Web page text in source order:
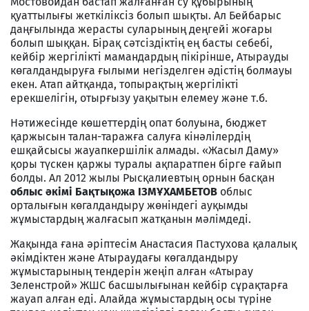
қуаттылығы жеткіліксіз болып шықты. Ал Бейбарыс
даңғылында жерасты суларының деңгейі жоғары
болып шыққан. Бірақ сәтсіздіктің ең басты себебі,
кейбір жергілікті мамандардың пікірінше, Атырауды
көгалдандыруға ғылыми негізделген әдістің болмауы
екен. Атап айтқанда, топырақтың жергілікті
ерекшелігін, отырғызу уақытын елемеу және т.б.
Нәтижесінде көшеттердің опат болуына, бюджет
қаржысын талан-таражға салуға кінәлілердің
ешқайсысы жауапкершілік алмады. «Жасыл Даму»
қоры түскен қаржы туралы ақпаратпен бірге ғайып
болды. Ал 2012 жылы Рысқалиевтың орнын басқан
облыс әкімі Бақтықожа ІЗМҰХАМБЕТОВ облыс
орталығын көгалдандыру жөніндегі ауқымды
жұмыстардың жалғасып жатқанын мәлімдеді.
Жақында ғана әріптесім Анастасия Пастухова қалалық
әкімдіктен және Атыраудағы көгалдандыру
жұмыстарының тендерін жеңіп алған «Атырау
Зеленстрой» ЖШС басшылығынан кейбір сұрақтарға
жауап алған еді. Алайда жұмыстардың осы түріне